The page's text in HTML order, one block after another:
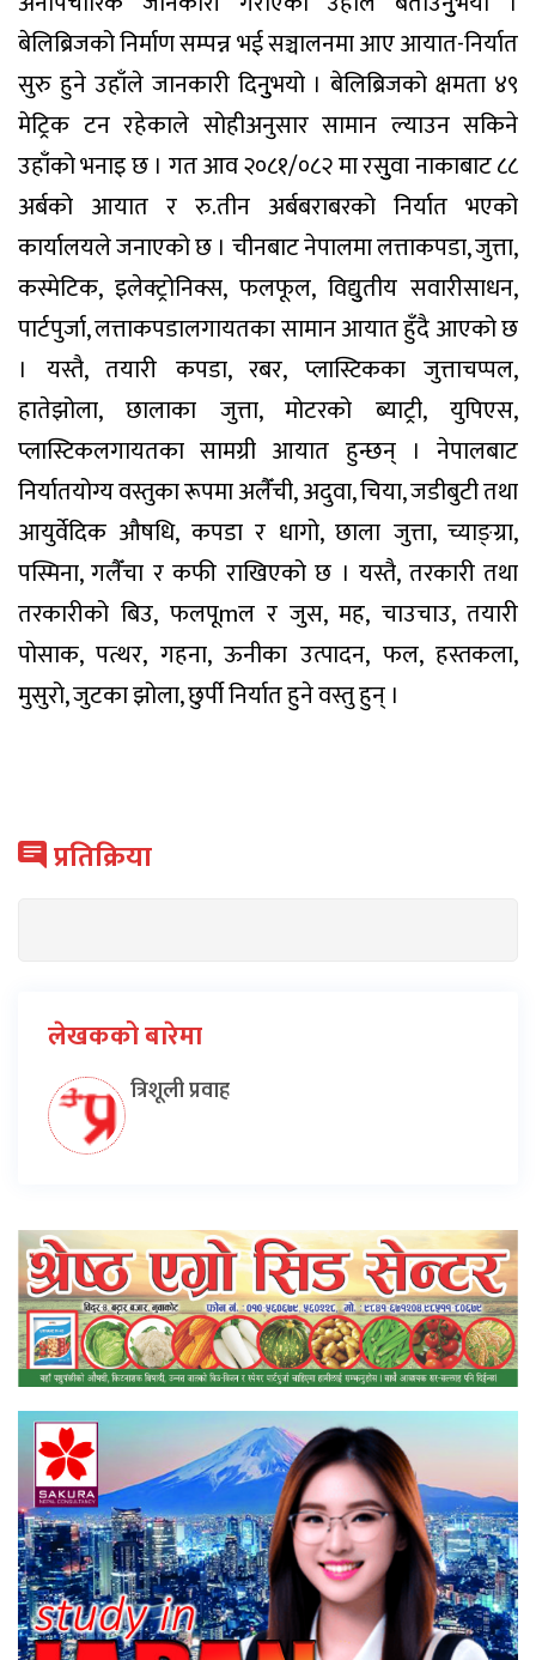
बेलिब्रिजको निर्माण सम्पन्न भई सञ्चालनमा आए आयात-निर्यात
सुरु हुने उहाँले जानकारी दिनुुभयो । बेलिब्रिजको क्षमता ४९
मेट्रिक टन रहेकाले सोहीअनुसार सामान ल्याउन सकिने
उहाँको भनाइ छ । गत आव २०८१/०८२ मा रसुुवा नाकाबाट ८८
अर्बको आयात र रु.तीन अर्बबराबरको निर्यात भएको
कार्यालयले जनाएको छ । चीनबाट नेपालमा लत्ताकपडा, जुत्ता,
कस्मेटिक, इलेक्ट्रोनिक्स, फलफूल, विद्युुतीय सवारीसाधन,
पार्टपुर्जा, लत्ताकपडालगायतका सामान आयात हुँदै आएको छ
। यस्तै, तयारी कपडा, रबर, प्लास्टिकका जुत्ताचप्पल,
हातेझोला, छालाका जुत्ता, मोटरको ब्याट्री, युपिएस,
प्लास्टिकलगायतका सामग्री आयात हुन्छन् । नेपालबाट
निर्यातयोग्य वस्तुका रूपमा अलैँची, अदुवा, चिया, जडीबुटी तथा
आयुर्वेदिक औषधि, कपडा र धागो, छाला जुत्ता, च्याङ्ग्रा,
पस्मिना, गलैँचा र कफी राखिएको छ । यस्तै, तरकारी तथा
तरकारीको बिउ, फलपूmल र जुस, मह, चाउचाउ, तयारी
पोसाक, पत्थर, गहना, ऊनीका उत्पादन, फल, हस्तकला,
मुसुरो, जुटका झोला, छुर्पी निर्यात हुने वस्तु हुन् ।
प्रतिक्रिया
लेखकको बारेमा
त्रिशूली प्रवाह